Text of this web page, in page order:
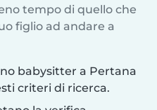
tempo di quello che
figlio ad andare a
babysitter a Pertana
criteri di ricerca.